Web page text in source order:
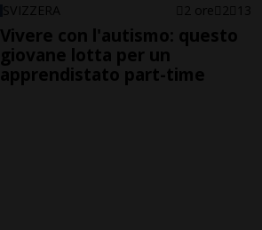
SVIZZERA 2 ore 2 13
Vivere con l'autismo: questo
giovane lotta per un
apprendistato part-time